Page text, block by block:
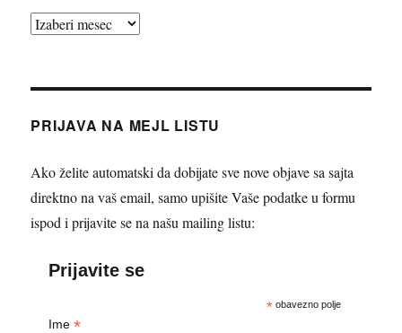
Arhiva:
PRIJAVA NA MEJL LISTU
Ako želite automatski da dobijate sve nove objave sa sajta
direktno na vaš email, samo upišite Vaše podatke u formu
ispod i prijavite se na našu mailing listu:
Prijavite se
*obavezno polje
Ime*